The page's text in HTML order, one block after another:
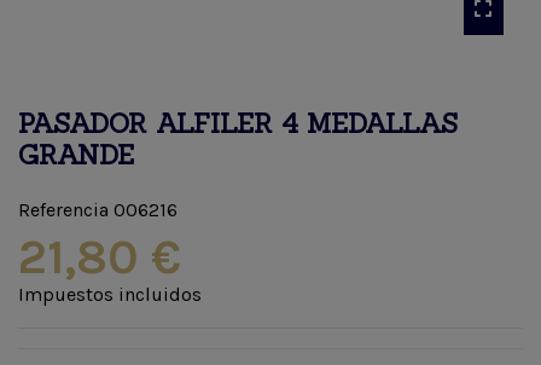
PASADOR ALFILER 4 MEDALLAS
GRANDE
Referencia 006216
21,80 €
Impuestos incluidos